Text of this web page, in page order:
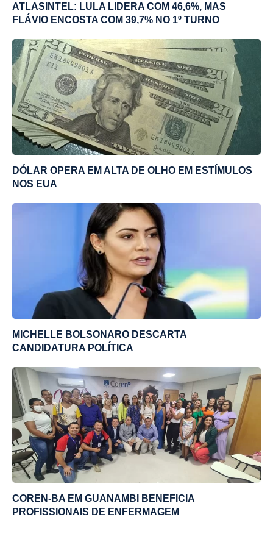
ATLASINTEL: LULA LIDERA COM 46,6%, MAS
FLÁVIO ENCOSTA COM 39,7% NO 1º TURNO
DÓLAR OPERA EM ALTA DE OLHO EM ESTÍMULOS
NOS EUA
MICHELLE BOLSONARO DESCARTA
CANDIDATURA POLÍTICA
COREN-BA EM GUANAMBI BENEFICIA
PROFISSIONAIS DE ENFERMAGEM